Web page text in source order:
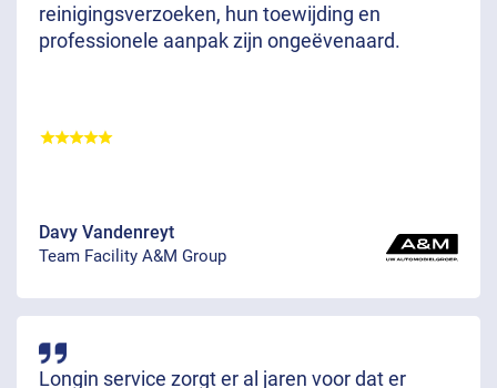
reinigingsverzoeken, hun toewijding en
professionele aanpak zijn ongeëvenaard.
Davy Vandenreyt
Team Facility A&M Group
Longin service zorgt er al jaren voor dat er